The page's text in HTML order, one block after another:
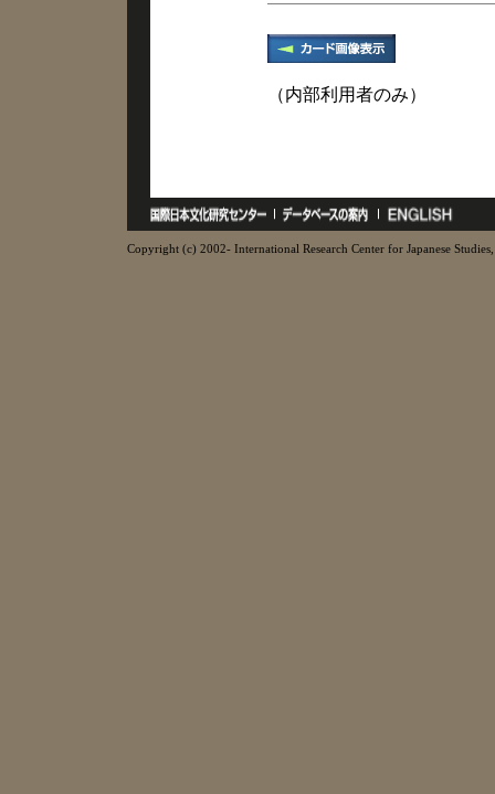
（内部利用者のみ）
Copyright (c) 2002- International Research Center for Japanese